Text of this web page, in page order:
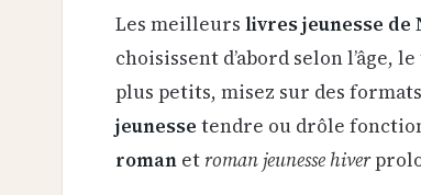
Les meilleurs livres jeunesse de
choisissent d’abord selon l’âge,
plus petits, misez sur des
jeunesse tendre ou drôle
roman etroman jeunesse hiver